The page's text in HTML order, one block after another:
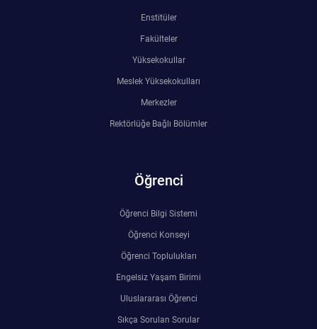
Enstitüler
Fakülteler
Yüksekokullar
Meslek Yüksekokulları
Merkezler
Rektörlüğe Bağlı Bölümler
Öğrenci
Öğrenci Bilgi Sistemi
Öğrenci Konseyi
Öğrenci Toplulukları
Engelsiz Yaşam Birimi
Uluslararası Öğrenci
Sıkça Sorulan Sorular